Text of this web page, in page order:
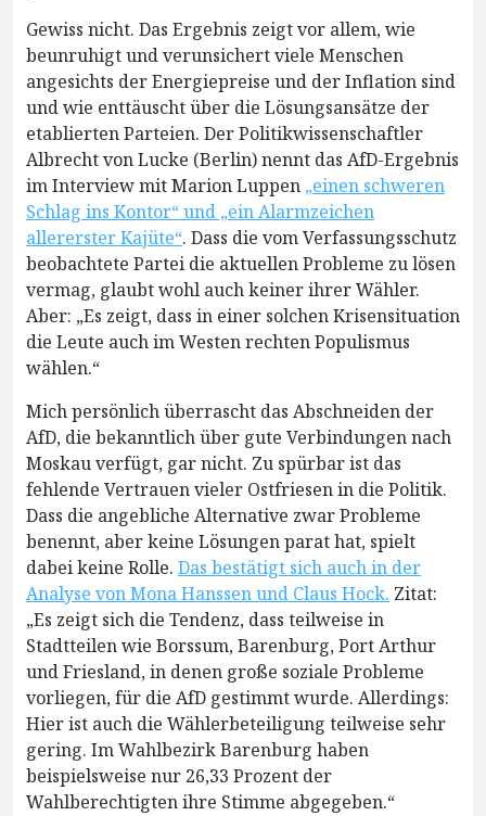
Gewiss nicht. Das Ergebnis zeigt vor allem, wie
beunruhigt und verunsichert viele Menschen
angesichts der Energiepreise und der Inflation sind
und wie enttäuscht über die Lösungsansätze der
etablierten Parteien. Der Politikwissenschaftler
Albrecht von Lucke (Berlin) nennt das AfD-Ergebnis
im Interview mit Marion Luppen „einen schweren
Schlag ins Kontor“ und „ein Alarmzeichen
allererster Kajüte“. Dass die vom Verfassungsschutz
beobachtete Partei die aktuellen Probleme zu lösen
vermag, glaubt wohl auch keiner ihrer Wähler.
Aber: „Es zeigt, dass in einer solchen Krisensituation
die Leute auch im Westen rechten Populismus
wählen.“
Mich persönlich überrascht das Abschneiden der
AfD, die bekanntlich über gute Verbindungen nach
Moskau verfügt, gar nicht. Zu spürbar ist das
fehlende Vertrauen vieler Ostfriesen in die Politik.
Dass die angebliche Alternative zwar Probleme
benennt, aber keine Lösungen parat hat, spielt
dabei keine Rolle. Das bestätigt sich auch in der
Analyse von Mona Hanssen und Claus Hock. Zitat:
„Es zeigt sich die Tendenz, dass teilweise in
Stadtteilen wie Borssum, Barenburg, Port Arthur
und Friesland, in denen große soziale Probleme
vorliegen, für die AfD gestimmt wurde. Allerdings:
Hier ist auch die Wählerbeteiligung teilweise sehr
gering. Im Wahlbezirk Barenburg haben
beispielsweise nur 26,33 Prozent der
Wahlberechtigten ihre Stimme abgegeben.“